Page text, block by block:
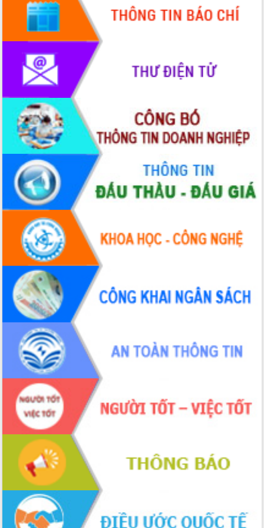
Hòn Yến phát triển du lịch gắn với bảo
tồn biển
Lấy ý kiến điều chỉnh Quy hoạch tỉnh
Đắk Lắk thời kỳ 2021-2030, tầm nhìn
đến năm 2050
Phát động chiến dịch 30 ngày đêm
giải phóng mặt bằng Tuyến đường bộ
Đắk Lắk nỗ lực thúc đẩy tăng trưởng
kinh tế từ 10% trở lên trong Quý
II/2026
Đắk Lắk ký kết thỏa thuận hợp tác về
chuyển đổi số giai đoạn 2026 – 2030
với Tập đoàn Bưu chính Viễn thông
Việt Nam
Thứ trưởng Bộ Y tế làm việc với tỉnh
Đắk Lắk về phát triển nhân lực y tế
cho trạm y tế cấp xã
Du lịch Đắk Lắk nâng tầm trải nghiệm
du khách thông qua Hệ thống cơ sở dữ
liệu và Bản đồ số
Tập huấn ứng dụng trí tuệ nhân tạo (AI)
trong thương mại điện tử năm 2026
Đoàn đại biểu Quốc hội tỉnh Đắk Lắk
trao đổi thông tin trước Kỳ họp thứ
nhất, Quốc hội khóa XVI
Quyết liệt cải cách hành chính, khơi
thông nguồn lực phát triển
Nâng cao hiệu lực, hiệu quả HĐND
tỉnh thông qua hiện đại hóa hành chính
Xã Ea Phê gắn cải cách hành chính với
chuyển đổi số
Phó Chủ tịch Thường trực UBND tỉnh
Hồ Thị Nguyên Thảo làm việc tại Trung
tâm Phục vụ hành chính công xã Ea
Phê
Xây dựng nền hành chính số đồng
hành cùng nông dân dân, doanh nghiệp
Giai đoạn 2026-2030, Đắk Lắk phấn
đấu có 77% xã đạt chuẩn nông thôn
mới